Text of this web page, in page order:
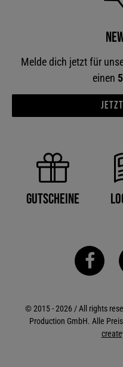
Melde dich jetzt für
einen
Gutscheine
© 2015 - 2026 / All rights
Production GmbH. Alle